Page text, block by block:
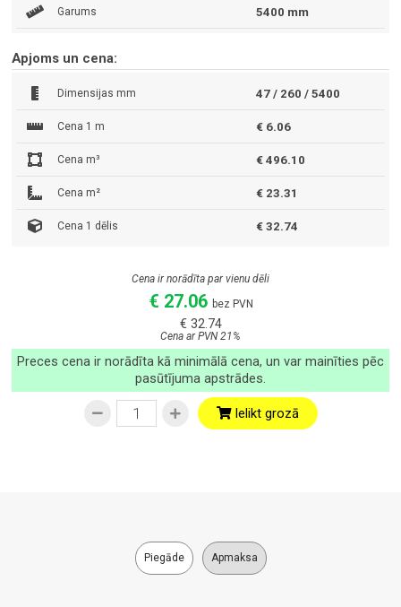
Garums 5400 mm
Apjoms un cena:
Dimensijas mm 47 / 260 / 5400
Cena 1 m € 6.06
Cena m³ € 496.10
Cena m² € 23.31
Cena 1 dēlis € 32.74
Cena ir norādīta par vienu dēli
€ 27.06 bez PVN
€ 32.74
Cena ar PVN 21%
Preces cena ir norādīta kā minimālā cena, un var mainīties pēc
pasūtījuma apstrādes.
Ielikt grozā
Piegāde Apmaksa